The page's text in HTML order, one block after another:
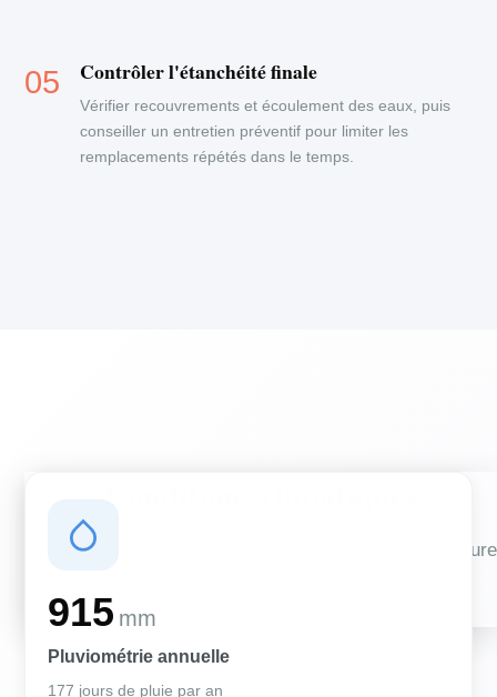
Contrôler l'étanchéité finale
Vérifier recouvrements et écoulement des eaux, puis
conseiller un entretien préventif pour limiter les
remplacements répétés dans le temps.
Des conditions qui influencent vos travaux de couverture
915 mm
Pluviométrie annuelle
177 jours de pluie par an